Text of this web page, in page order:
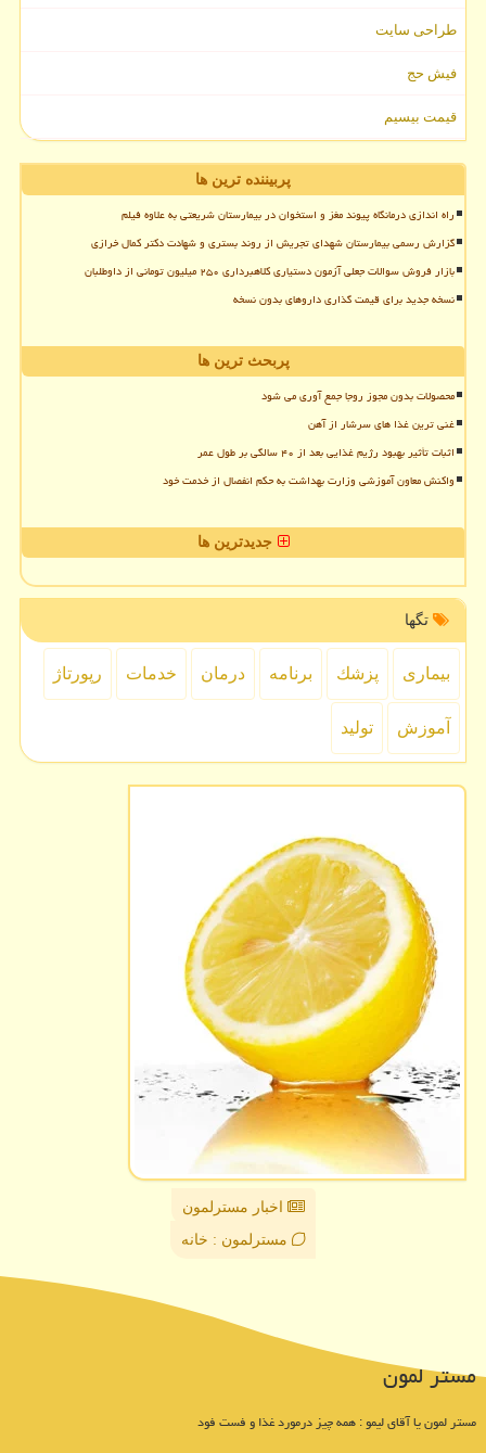
طراحی سایت
فیش حج
قیمت بیسیم
پربیننده ترین ها
راه اندازی درمانگاه پیوند مغز و استخوان در بیمارستان شریعتی به علاوه فیلم
گزارش رسمی بیمارستان شهدای تجریش از روند بستری و شهادت دکتر کمال خرازی
بازار فروش سوالات جعلی آزمون دستیاری کلاهبرداری ۲۵۰ میلیون تومانی از داوطلبان
نسخه جدید برای قیمت گذاری داروهای بدون نسخه
پربحث ترین ها
محصولات بدون مجوز روجا جمع آوری می شود
غنی ترین غذا های سرشار از آهن
اثبات تأثیر بهبود رژیم غذایی بعد از ۴۰ سالگی بر طول عمر
واکنش معاون آموزشی وزارت بهداشت به حکم انفصال از خدمت خود
جدیدترین ها
تگها
بیماری پزشك برنامه درمان خدمات رپورتاژ
آموزش تولید
اخبار مسترلمون
مسترلمون : خانه
مستر لمون
مستر لمون یا آقای لیمو : همه چیز درمورد غذا و فست فود